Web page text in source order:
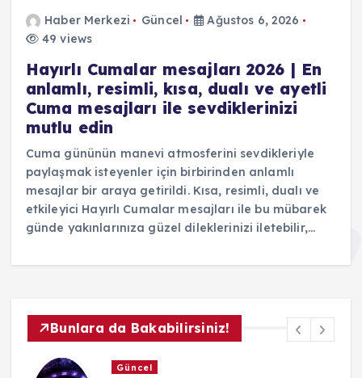
Haber Merkezi Güncel
Ağustos 6, 2026
49 views
Hayırlı Cumalar mesajları 2026 | En
anlamlı, resimli, kısa, dualı ve ayetli
Cuma mesajları ile sevdiklerinizi
mutlu edin
Cuma gününün manevi atmosferini sevdikleriyle
paylaşmak isteyenler için birbirinden anlamlı
mesajlar bir araya getirildi. Kısa, resimli, dualı ve
etkileyici Hayırlı Cumalar mesajları ile bu mübarek
günde yakınlarınıza güzel dileklerinizi iletebilir,…
Bunlara da Bakabilirsiniz!
Yaşam